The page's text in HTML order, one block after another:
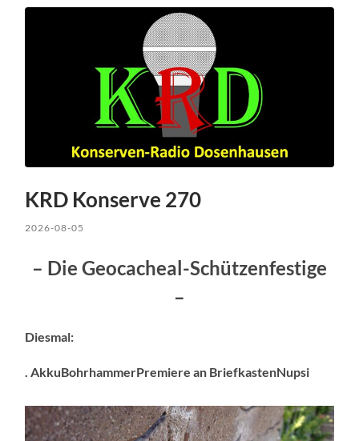
KRD Konserve 270
2026-08-05
– Die Geocacheal-Schützenfestige
–
Diesmal:
. AkkuBohrhammerPremiere an BriefkastenNupsi